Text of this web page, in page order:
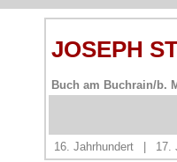
JOSEPH
Buch am Buchrain/b.
16. Jahrhundert
17.